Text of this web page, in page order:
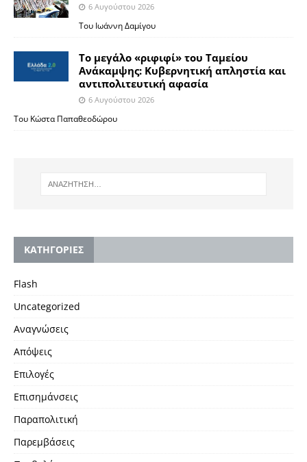
6 Αυγούστου 2026
Του Ιωάννη Δαμίγου
Το μεγάλο «ριφιφί» του Ταμείου
Ανάκαμψης: Κυβερνητική απληστία και
αντιπολιτευτική αφασία
6 Αυγούστου 2026
Του Κώστα Παπαθεοδώρου
KΑΤΗΓΟΡΙΕΣ
Flash
Uncategorized
Αναγνώσεις
Απόψεις
Επιλογές
Επισημάνσεις
Παραπολιτική
Παρεμβάσεις